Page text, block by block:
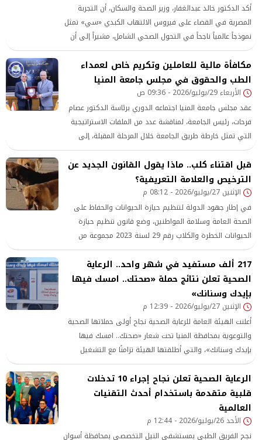
أكد الدكتور خالد عبدالغفار، وزير الصحة والسكان، أن التجربة
المصرية في القضاء على فيروس الالتهاب الكبدي «سي» تمثل
نموذجاً عالمياً ناجحاً في التحول الصحي الشامل، مشيراً إلى أن
ما تحقق لم يكن مجرد إنجاز في مكافحة المرض، بل خطوة نحو
بناء منظومة مستدامة لحماية صحة الكبد تعتمد على الاكتشاف
المبكر والرعاية المستمرة،
مكافأة مالية للعاملين وتكريم خاص لعمداء
الطب والحقوق في مجلس جامعة المنيا
الأربعاء 29/يوليو/2026 - 09:36 ص
عقد مجلس جامعة المنيا اجتماعه الدوري برئاسة الدكتور عصام
فرحات، رئيس الجامعة، لمناقشة عدد من الملفات الاستراتيجية
التي تمثل خارطة طريق الجامعة خلال المرحلة المقبلة، إلى
جانب استعراض حصاد عام مالي وتنفيذي استثنائي يُعد الأكبر
في تاريخ الجامعة، بما يعكس حجم الإنجازات التي تحققت في
قطاعات التعليم، والبحث العلمي، والرعاية الصحية، والتحول
الرقمي، وخدمة المجتمع.
قبل اقتناء كلب.. ماذا يقول القانون الجديد عن
الترخيص والعلامة التعريفية؟
الإثنين 27/يوليو/2026 - 08:12 م
في إطار جهود الدولة لتنظيم حيازة الحيوانات والحفاظ على
الصحة العامة وسلامة المواطنين، وضع قانون تنظيم حيازة
الحيوانات الخطرة والكلاب رقم 29 لسنة 2023 مجموعة من
الضوابط
217 ألف مستفيد في شهر واحد.. الرعاية
الصحية تعلن نتائج حملة «صحتك.. امسك فيها
بإيدك وسنانك»
الإثنين 27/يوليو/2026 - 12:39 م
أعلنت الهيئة العامة للرعاية الصحية نجاح أولى حملاتها الصحية
والتوعوية بمحافظة المنيا تحت شعار «صحتك.. امسك فيها
بإيدك وسنانك»، والتي أطلقتها الهيئة تزامنًا مع التشغيل
التجريبي لمنظومة التأمين الصحي الشامل بالمحافظة، محققة
نتائج غير مسبوقة بعد شهر كامل من تنفيذ فعالياتها.
الرعاية الصحية تعلن نجاح إجراء 10 تدخلات
قلبية متقدمة باستخدام أحدث التقنيات
العالمية
الأحد 26/يوليو/2026 - 12:44 م
نجج الفريق الطبي بمستشفى النيل التخصصي بمحافظة أسوان